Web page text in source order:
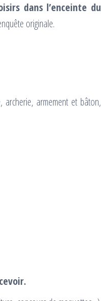
dans l’enceinte du
originale.
archerie, armement et bâton,